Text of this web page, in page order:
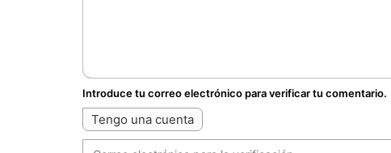
Introduce tu correo electrónico para verificar tu comentario.
Tengo una cuenta